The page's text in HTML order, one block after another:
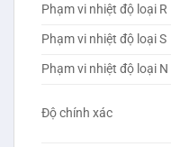
Phạm vi nhiệt độ loại R
Phạm vi nhiệt độ loại S
Phạm vi nhiệt độ loại N
Độ chính xác